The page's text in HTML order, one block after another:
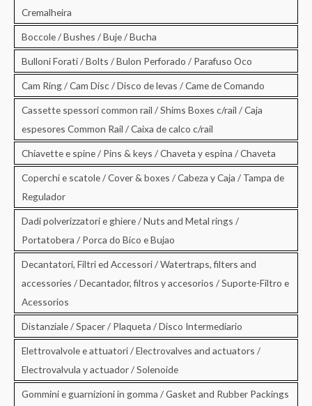
Cremalheira
Boccole / Bushes / Buje / Bucha
Bulloni Forati / Bolts / Bulon Perforado / Parafuso Oco
Cam Ring / Cam Disc / Disco de levas / Came de Comando
Cassette spessori common rail / Shims Boxes c/rail / Caja
espesores Common Rail / Caixa de calco c/rail
Chiavette e spine / Pins & keys / Chaveta y espina / Chaveta
Coperchi e scatole / Cover & boxes / Cabeza y Caja / Tampa de
Regulador
Dadi polverizzatori e ghiere / Nuts and Metal rings /
Portatobera / Porca do Bico e Bujao
Decantatori, Filtri ed Accessori / Watertraps, filters and
accessories / Decantador, filtros y accesorios / Suporte-Filtro e
Acessorios
Distanziale / Spacer / Plaqueta / Disco Intermediario
Elettrovalvole e attuatori / Electrovalves and actuators /
Electrovalvula y actuador / Solenoide
Gommini e guarnizioni in gomma / Gasket and Rubber Packings